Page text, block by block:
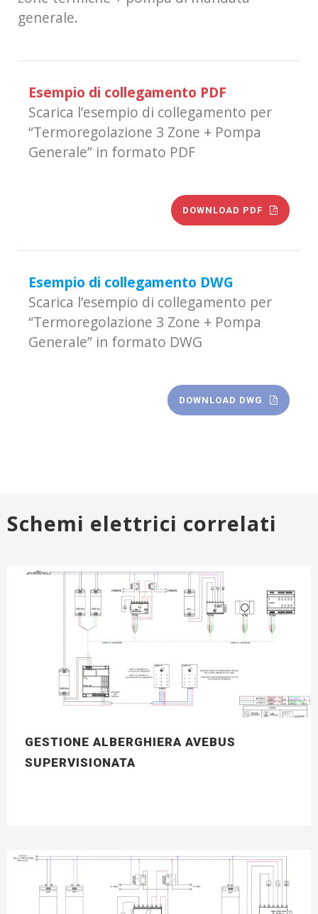
generale.
Esempio di collegamento PDF
Scarica l’esempio di collegamento per
“Termoregolazione 3 Zone + Pompa
Generale” in formato PDF
DOWNLOAD PDF
Esempio di collegamento DWG
Scarica l’esempio di collegamento per
“Termoregolazione 3 Zone + Pompa
Generale” in formato DWG
DOWNLOAD DWG
Schemi elettrici correlati
GESTIONE ALBERGHIERA AVEBUS
SUPERVISIONATA